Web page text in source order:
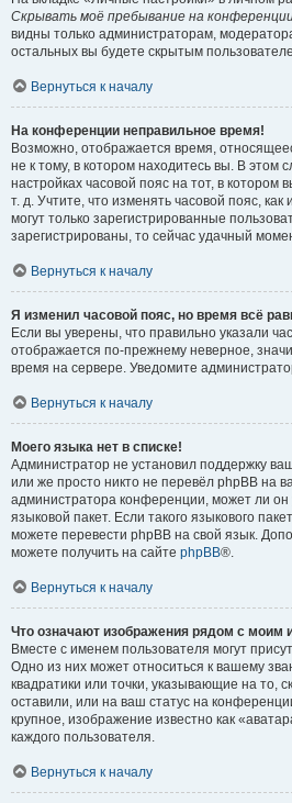
Скрывать моё пребывание на
видны только администраторам,
остальных вы будете скрытым
Вернуться к началу
На конференции неправильное время!
Возможно, отображается время,
не к тому, в котором находитесь вы. В этом
настройках часовой пояс на тот, в котором
т. д. Учтите, что изменять часовой пояс,
могут только зарегистрированные
зарегистрированы, то сейчас удачный
Вернуться к началу
Я изменил часовой пояс, но время всё
Если вы уверены, что правильно указали
отображается по-прежнему неверное,
время на сервере. Уведомите
Вернуться к началу
Моего языка нет в списке!
Администратор не установил поддержку
или же просто никто не перевёл phpBB на
администратора конференции, может ли он
языковой пакет. Если такого языкового
можете перевести phpBB на свой язык.
можете получить на сайте phpBB®.
Вернуться к началу
Что означают изображения рядом с моим
Вместе с именем пользователя могут
Одно из них может относиться к вашему
квадратики или точки, указывающие на то,
оставили, или на ваш статус на
крупное, изображение известно как
каждого пользователя.
Вернуться к началу